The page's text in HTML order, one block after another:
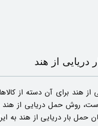
دریایی از هند
از هند برای آن دسته از
روش حمل دریایی از هند
حمل بار دریایی از هند به